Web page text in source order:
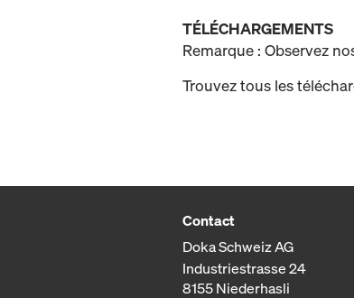
TÉLÉCHARGEMENTS
Remarque : Observez
Trouvez tous les
Contact
Doka Schweiz AG
Industriestrasse 24
8155 Niederhasli